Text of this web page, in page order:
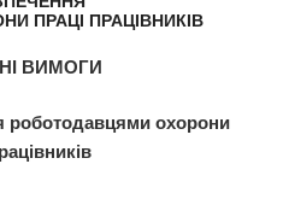
ПРАЦІ ПРАЦІВНИКІВ
ВИМОГИ
роботодавцями охорони